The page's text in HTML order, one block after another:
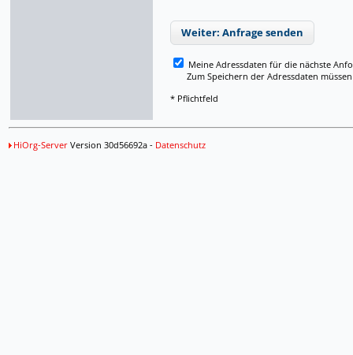
Weiter: Anfrage senden
Meine Adressdaten für die nächste
Zum Speichern der Adressdaten müssen
* Pflichtfeld
HiOrg-ServerVersion 30d56692a - Datenschutz